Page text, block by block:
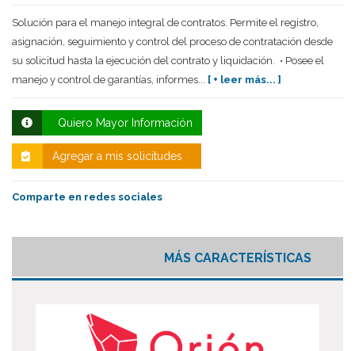
Al enviar este formulario aceptas nuestra
política de tratamiento datos personales.
Enviar
Solución para el manejo integral de contratos. Permite el registro,
asignación, seguimiento y control del proceso de contratación desde
su solicitud hasta la ejecución del contrato y liquidación. • Posee el
manejo y control de garantías, informes... [ + leer más... ]
Quiero Mayor Información
Agregar a mis solicitudes
Comparte en redes sociales
MÁS CARACTERÍSTICAS